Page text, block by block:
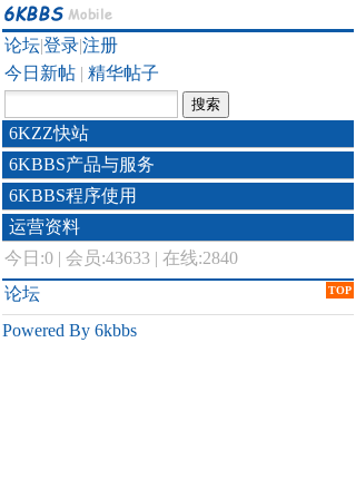
论坛|登录|注册
今日新帖 | 精华帖子
6KZZ快站
6KBBS产品与服务
6KBBS程序使用
运营资料
今日:0 | 会员:43633 | 在线:2840
TOP
论坛
Powered By 6kbbs